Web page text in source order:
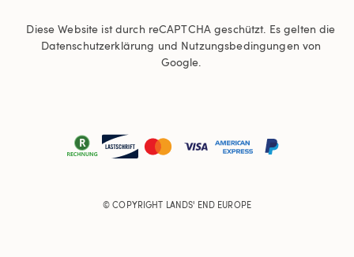
Diese Website ist durch reCAPTCHA geschützt. Es gelten die
Datenschutzerklärung und Nutzungsbedingungen von
Google.
© COPYRIGHT LANDS' END EUROPE